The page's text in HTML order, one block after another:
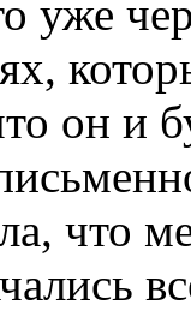
уже
он и
что